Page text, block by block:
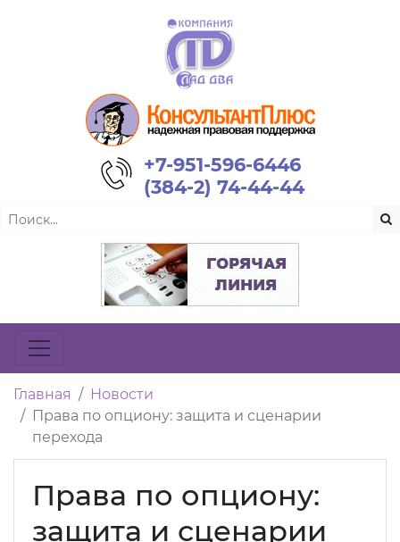
+7-951-596-6446
(384-2) 74-44-44
Главная
Новости
Права по опциону: защита и сценарии
перехода
Права по опциону:
защита и сценарии